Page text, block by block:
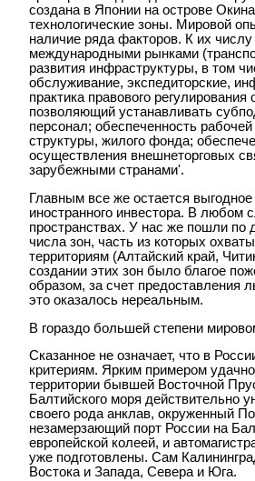
создана в Японии на острове
технологические зоны. Мировой
наличие ряда факторов. К их
международными рынками
развития инфраструктуры, в том
обслуживание, экспедиторские,
практика правового
позволяющий устанавливать
персонал; обеспеченность
структуры, жилого фонда;
осуществления внешнеторговых
зарубежными странами'.
Главным все же остается
иностранного инвестора. В любом
пространствах. У нас же пошли по
числа зон, часть из которых
территориям (Алтайский край,
создании этих зон было благое
образом, за счет предоставления
это оказалось нереальным.
В гораздо большей степени
Сказанное не означает, что в
критериям. Ярким примером
территории бывшей Восточной
Балтийского моря действительно
своего рода анклав, окруженный
незамерзающий порт России на
европейской колеей, и
уже подготовлены. Сам
Востока и Запада, Севера и Юга.